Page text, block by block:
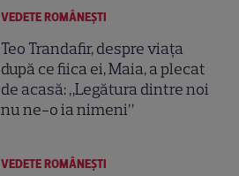
VEDETE ROMÂNEŞTI
Teo Trandafir, despre viața
după ce fiica ei, Maia, a plecat
de acasă: „Legătura dintre noi
nu ne-o ia nimeni”
VEDETE ROMÂNEŞTI